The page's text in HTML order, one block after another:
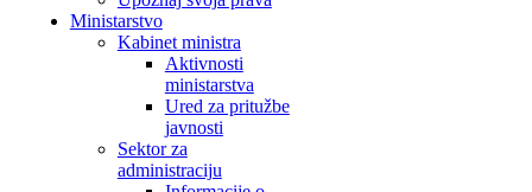
Ministarstvo
Kabinet ministra
Aktivnosti
ministarstva
Ured za pritužbe
javnosti
Sektor za
administraciju